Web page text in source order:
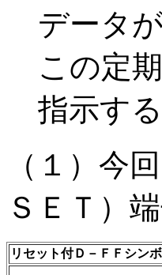
データ
この定
指示する
（１）今
ＳＥＴ）
リセット付Ｄ－ＦＦシン